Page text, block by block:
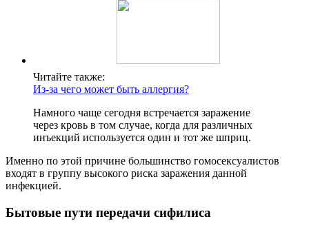
Читайте также:
Из-за чего может быть аллергия?
Намного чаще сегодня встречается заражение
через кровь в том случае, когда для различных
инъекций используется один и тот же шприц.
Именно по этой причине большинство гомосексуалистов
входят в группу высокого риска заражения данной
инфекцией.
Бытовые пути передачи сифилиса